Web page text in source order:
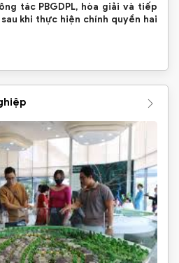
tác PBGDPL, hòa giải và tiếp
khi thực hiện chính quyền hai